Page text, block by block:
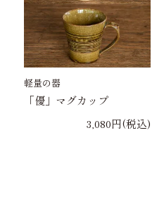
軽量の器
「優」マグカップ
3,080円(税込)